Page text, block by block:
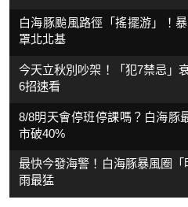
白海豚颱風路徑「搖擺游」！
罩北北基
今天立秋別吵架！「犯7禁忌
6招速看
8/8明天會停班停課嗎？白海
市破40%
最快今發海警！白海豚暴風圈
雨最猛